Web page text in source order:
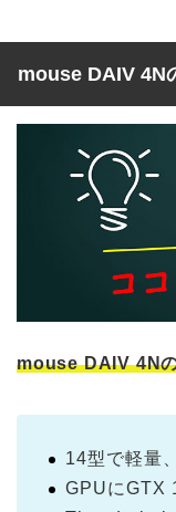
mouse DAIV 4N
mouse DAIV 4N
14型で軽量
GPUにGTX